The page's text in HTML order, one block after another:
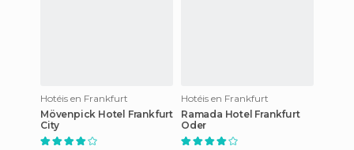
Hotéis en Frankfurt
Mövenpick Hotel Frankfurt
City
Hotéis en Frankfurt
Ramada Hotel Frankfurt
Oder